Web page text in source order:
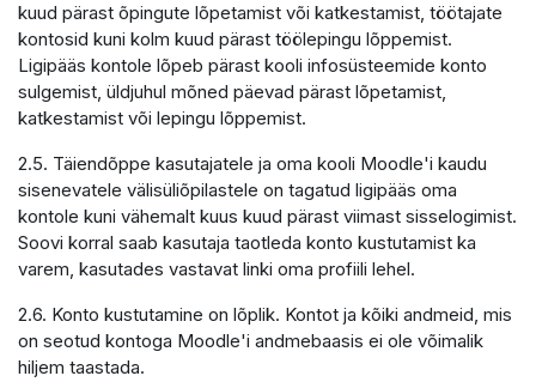
kuud pärast õpingute lõpetamist või katkestamist, töötajate
kontosid kuni kolm kuud pärast töölepingu lõppemist.
Ligipääs kontole lõpeb pärast kooli infosüsteemide konto
sulgemist, üldjuhul mõned päevad pärast lõpetamist,
katkestamist või lepingu lõppemist.
2.5. Täiendõppe kasutajatele ja oma kooli Moodle'i kaudu
sisenevatele välisüliõpilastele on tagatud ligipääs oma
kontole kuni vähemalt kuus kuud pärast viimast sisselogimist.
Soovi korral saab kasutaja taotleda konto kustutamist ka
varem, kasutades vastavat linki oma profiili lehel.
2.6. Konto kustutamine on lõplik. Kontot ja kõiki andmeid, mis
on seotud kontoga Moodle'i andmebaasis ei ole võimalik
hiljem taastada.